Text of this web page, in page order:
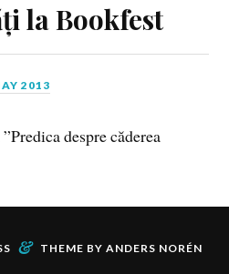
la Bookfest
2013
despre căderea
& THEME BY ANDERS NORÉN